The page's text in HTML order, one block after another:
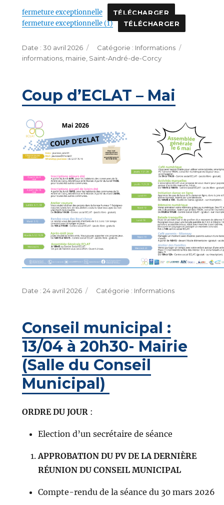
fermeture exceptionnelle TÉLÉCHARGER
fermeture exceptionnelle (1) TÉLÉCHARGER
Publié
le
30 avril 2026 Catégories
Informations
informations, mairie, Saint-André-de-Corcy
Coup d’ECLAT – Mai
Publié
24 avril 2026 Catégories
Informations
Conseil municipal :
13/04 à 20h30- Mairie
(Salle du Conseil
Municipal)
ORDRE DU JOUR :
Election d’un secrétaire de séance
APPROBATION DU PV DE LA DERNIÈRE
RÉUNION DU CONSEIL MUNICIPAL
Compte-rendu de la séance du 30 mars 2026